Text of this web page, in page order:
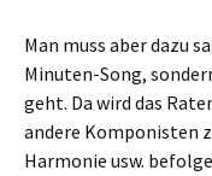
Man muss aber dazu
Minuten-Song,
geht. Da wird das
andere Komponisten
Harmonie usw.